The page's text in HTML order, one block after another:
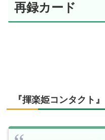
再録カード
『揮楽姫コンタクト』